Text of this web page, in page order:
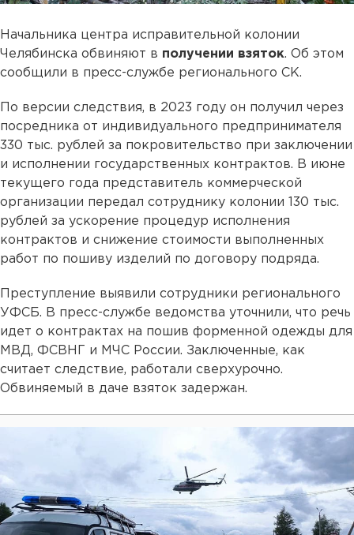
Начальника центра исправительной колонии
Челябинска обвиняют в получении взяток. Об этом
сообщили в пресс-службе регионального СК.
По версии следствия, в 2023 году он получил через
посредника от индивидуального предпринимателя
330 тыс. рублей за покровительство при заключении
и исполнении государственных контрактов. В июне
текущего года представитель коммерческой
организации передал сотруднику колонии 130 тыс.
рублей за ускорение процедур исполнения
контрактов и снижение стоимости выполненных
работ по пошиву изделий по договору подряда.
Преступление выявили сотрудники регионального
УФСБ. В пресс-службе ведомства уточнили, что речь
идет о контрактах на пошив форменной одежды для
МВД, ФСВНГ и МЧС России. Заключенные, как
считает следствие, работали сверхурочно.
Обвиняемый в даче взяток задержан.